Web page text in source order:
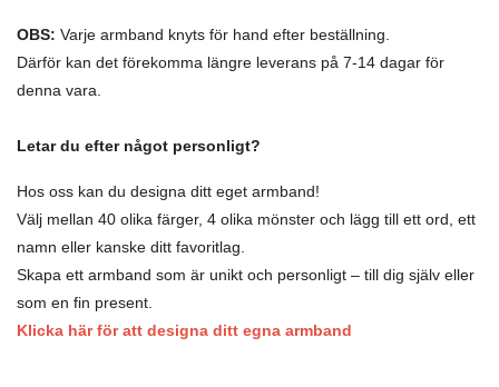
OBS: Varje armband knyts för hand efter beställning.
Därför kan det förekomma längre leverans på 7-14 dagar för
denna vara.
Letar du efter något personligt?
Hos oss kan du designa ditt eget armband!
Välj mellan 40 olika färger, 4 olika mönster och lägg till ett ord, ett
namn eller kanske ditt favoritlag.
Skapa ett armband som är unikt och personligt – till dig själv eller
som en fin present.
Klicka här för att designa ditt egna armband